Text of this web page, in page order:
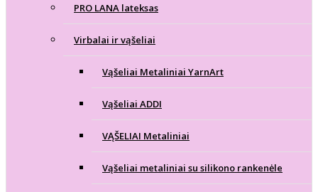
PRO LANA lateksas
Virbalai ir vąšeliai
Vąšeliai Metaliniai YarnArt
Vąšeliai ADDI
VĄŠELIAI Metaliniai
Vąšeliai metaliniai su silikono rankenėle